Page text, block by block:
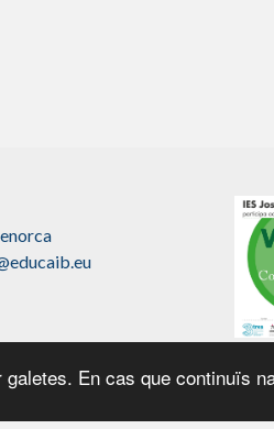
En cas que continuïs
Avís legal|Sobre el web